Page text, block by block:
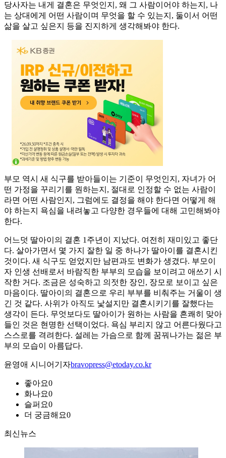
당사자는 내게 결혼은 무엇인지, 왜 그 사람이어야 하는지, 나
는 상대에게 어떤 사람이며 무엇을 할 수 있는지, 둘이서 어떤
삶을 살고 싶은지 등을 진지하게 생각해봐야 한다.
부모 역시 새 식구를 받아들이는 기준이 무엇인지, 자녀가 어
떤 가정을 꾸리기를 원하는지, 절대로 인정할 수 없는 사람이
라면 어떤 사람인지, 그럼에도 결정을 해야 한다면 어떻게 해
야 하는지 욕심을 내려놓고 다양한 경우들에 대해 고민해봐야
한다.
어느덧 딸아이의 결혼 1주년이 지났다. 여전히 재미있고 좋단
다. 살아가면서 몇 가지 잘한 일 중 하나가 딸아이를 결혼시킨
것이다. 새 식구도 얻었지만 남편과도 변화가 생겼다. 부모이
자 인생 선배로서 바람직한 부부의 모습을 보이려고 애쓰기 시
작한 거다. 조금은 성숙하고 의젓한 장인, 장모로 보이고 싶은
마음이다. 딸아이의 결혼으로 우리 부부를 비춰주는 거울이 생
긴 것 같다. 사위가 아직도 낯설지만 결혼시키기를 잘했다는
생각이 든다. 무엇보다도 딸아이가 원하는 사람을 흔쾌히 맞아
들인 것은 현명한 선택이었다. 욕심 부리지 않고 어른다웠다고
스스로를 격려한다. 설레는 가슴으로 함께 꿈꿔나가는 젊은 부
부의 모습이 아름답다.
윤영애 시니어기자bravopress@etoday.co.kr
좋아요0
화나요0
슬퍼요0
더 궁금해요0
최신뉴스